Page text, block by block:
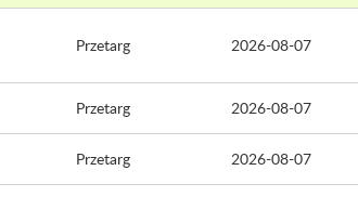
Przetarg 2026-08-07
Przetarg 2026-08-07
Przetarg 2026-08-07